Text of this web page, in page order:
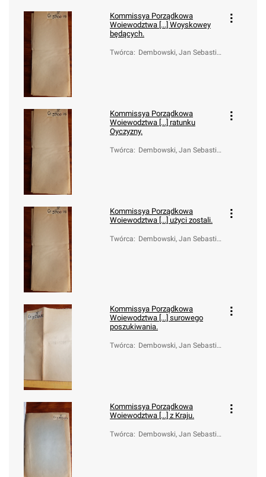
Kommissya Porządkowa
Woiewodztwa [...] Woyskowey
będących.
Twórca: Dembowski, Jan Sebastia
Kommissya Porządkowa
Woiewodztwa [...] ratunku
Oyczyzny.
Twórca: Dembowski, Jan Sebastia
Kommissya Porządkowa
Woiewodztwa [...] użyci zostali.
Twórca: Dembowski, Jan Sebastia
Kommissya Porządkowa
Woiewodztwa [...] surowego
poszukiwania.
Twórca: Dembowski, Jan Sebastia
Kommissya Porządkowa
Woiewodztwa [...] z Kraju.
Twórca: Dembowski, Jan Sebastia